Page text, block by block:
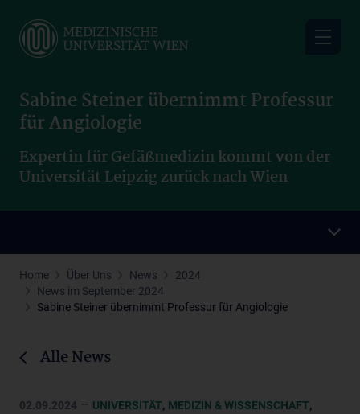
main
Sabine Steiner übernimmt Professur
für Angiologie
Expertin für Gefäßmedizin kommt von der
Universität Leipzig zurück nach Wien
Home Über Uns News
2024
News im September 2024
Sabine Steiner übernimmt Professur für Angiologie
Alle News
02.09.2024 – UNIVERSITÄT, MEDIZIN & WISSENSCHAFT,